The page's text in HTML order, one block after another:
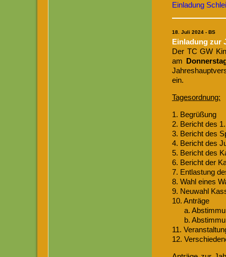
Einladung
18. Juli 2024 - BS
Einladung zur
Der TC GW
am
ein.
Tagesordnung:
1. Begrüßung
2. Bericht des
3. Bericht des
4. Bericht des
5. Bericht des
6. Bericht der
7. Entlastung
8. Wahl eines
9. Neuwahl
10. Anträge
a.
b.
11.
12.